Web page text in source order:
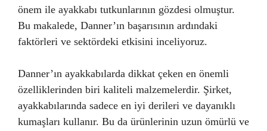
önem ile ayakkabı tutkunlarının gözdesi olmuştur.
Bu makalede, Danner’ın başarısının ardındaki
faktörleri ve sektördeki etkisini inceliyoruz.
Danner’ın ayakkabılarda dikkat çeken en önemli
özelliklerinden biri kaliteli malzemelerdir. Şirket,
ayakkabılarında sadece en iyi derileri ve dayanıklı
kumaşları kullanır. Bu da ürünlerinin uzun ömürlü ve